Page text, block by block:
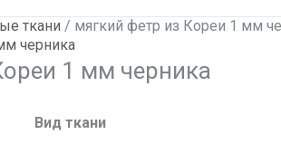
ткани / мягкий фетр из Кореи 1 мм
1 мм черника
Вид ткани